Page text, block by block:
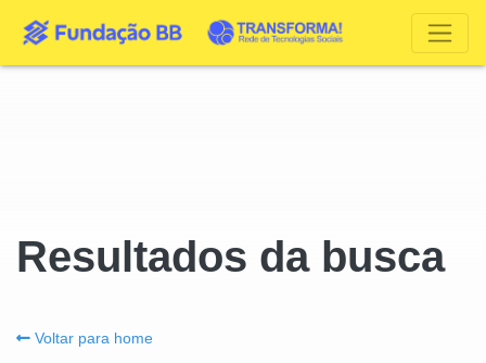
Resultados da busca
Voltar para home